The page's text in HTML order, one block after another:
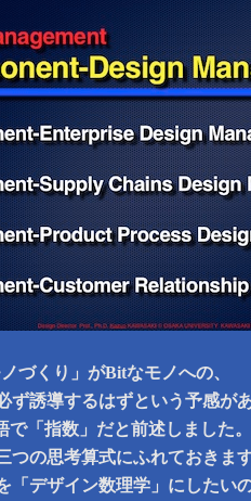
づくり」がBitなモノへの、
ず誘導するはずという予感が
で「指数」だと前述しました。
つの思考算式にふれておきま
「デザイン数理学」にしたい